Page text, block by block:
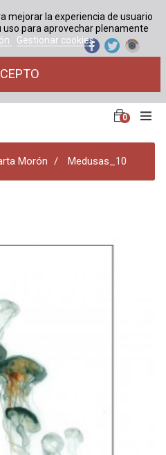
mejorar la experiencia de usuario
para aprovechar plenamente
Gestionar cookies
0
Morón Medusas_10